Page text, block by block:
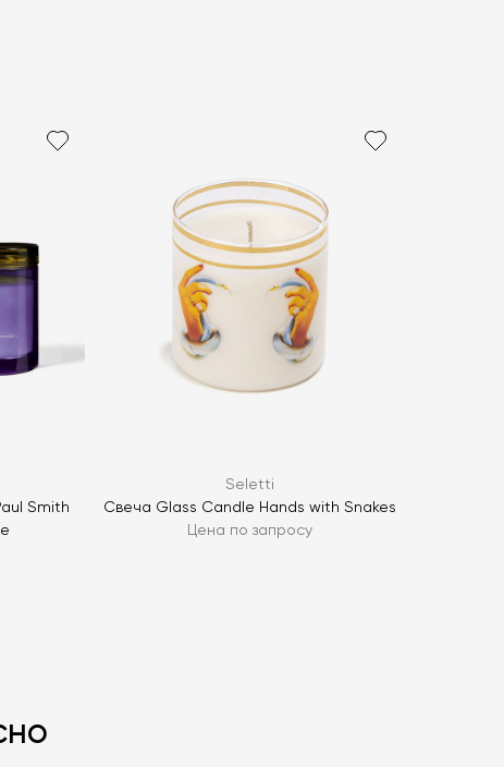
политикой персональных данных
Smith
Seletti
Свеча Glass Candle Hands with Snakes
Цена по запросу